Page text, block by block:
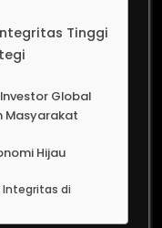
Tinggi
Global
Masyarakat
Hijau
Integritas di